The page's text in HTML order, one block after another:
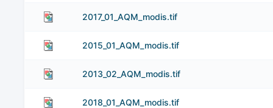
2017_01_AQM_modis.tif
2015_01_AQM_modis.tif
2013_02_AQM_modis.tif
2018_01_AQM_modis.tif